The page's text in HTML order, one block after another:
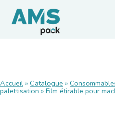
Accueil » Catalogue »
palettisation » Film étirable pour
Films et palettisation